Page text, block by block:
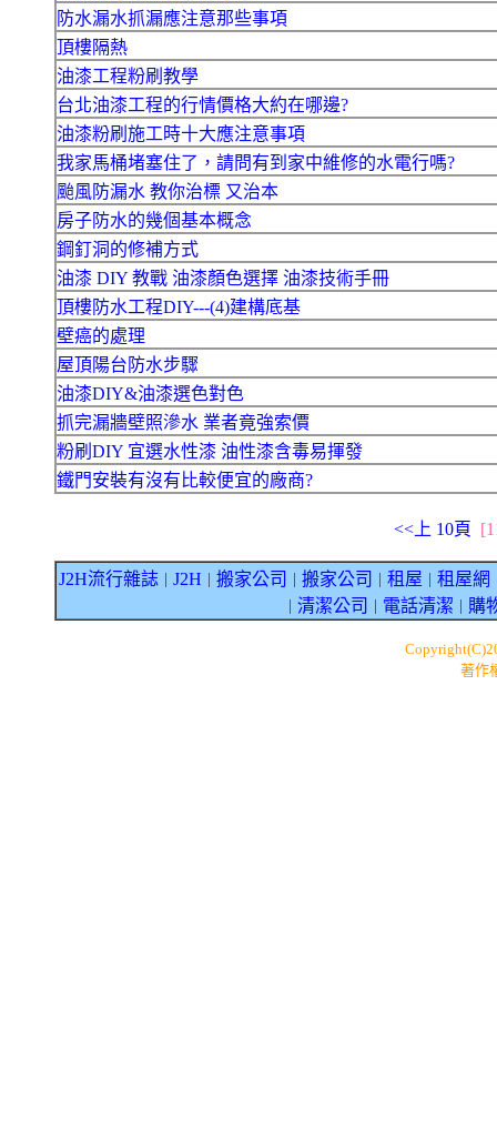
防水漏水抓漏應注意那些事項
頂樓隔熱
油漆工程粉刷教學
台北油漆工程的行情價格大約在哪邊?
油漆粉刷施工時十大應注意事項
我家馬桶堵塞住了，請問有到家中維修的水電行嗎?
颱風防漏水 教你治標 又治本
房子防水的幾個基本概念
鋼釘洞的修補方式
油漆 DIY 教戰 油漆顏色選擇 油漆技術手冊
頂樓防水工程DIY---(4)建構底基
壁癌的處理
屋頂陽台防水步驟
油漆DIY&油漆選色對色
抓完漏牆壁照滲水 業者竟強索價
粉刷DIY 宜選水性漆 油性漆含毒易揮發
鐵門安裝有沒有比較便宜的廠商?
<<上 10頁
J2H流行雜誌 J2H 搬家公司 搬家公司 租屋 租屋網
清潔公司 電話清潔 購
著作